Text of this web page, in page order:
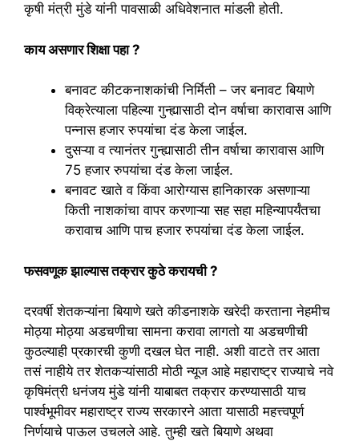
कृषी मंत्री मुंडे यांनी पावसाळी अधिवेशनात मांडली होती.
काय असणार शिक्षा पहा ?
बनावट कीटकनाशकांची निर्मिती – जर बनावट बियाणे
विक्रेत्याला पहिल्या गुन्ह्यासाठी दोन वर्षाचा कारावास आणि
पन्नास हजार रुपयांचा दंड केला जाईल.
दुसऱ्या व त्यानंतर गुन्ह्यासाठी तीन वर्षाचा कारावास आणि
75 हजार रुपयांचा दंड केला जाईल.
बनावट खाते व किंवा आरोग्यास हानिकारक असणाऱ्या
किती नाशकांचा वापर करणाऱ्या सह सहा महिन्यापर्यंतचा
करावाच आणि पाच हजार रुपयांचा दंड केला जाईल.
फसवणूक झाल्यास तक्रार कुठे करायची ?
दरवर्षी शेतकऱ्यांना बियाणे खते कीडनाशके खरेदी करताना नेहमीच
मोठ्या मोठ्या अडचणीचा सामना करावा लागतो या अडचणीची
कुठल्याही प्रकारची कुणी दखल घेत नाही. अशी वाटते तर आता
तसं नाहीये तर शेतकऱ्यांसाठी मोठी न्यूज आहे महाराष्ट्र राज्याचे नवे
कृषिमंत्री धनंजय मुंडे यांनी याबाबत तक्रार करण्यासाठी याच
पार्श्वभूमीवर महाराष्ट्र राज्य सरकारने आता यासाठी महत्त्वपूर्ण
निर्णयाचे पाऊल उचलले आहे. तुम्ही खते बियाणे अथवा